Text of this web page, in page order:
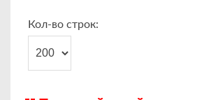
Кол-во строк: